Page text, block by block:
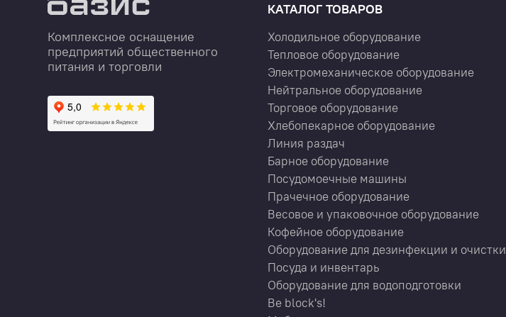
Комплексное оснащение
предприятий общественного
питания и торговли
КАТАЛОГ ТОВАРОВ
Холодильное оборудование
Тепловое оборудование
Электромеханическое оборудование
Нейтральное оборудование
Торговое оборудование
Хлебопекарное оборудование
Линия раздач
Барное оборудование
Посудомоечные машины
Прачечное оборудование
Весовое и упаковочное оборудование
Кофейное оборудование
Оборудование для дезинфекции и очистки
Посуда и инвентарь
Оборудование для водоподготовки
Be block's!